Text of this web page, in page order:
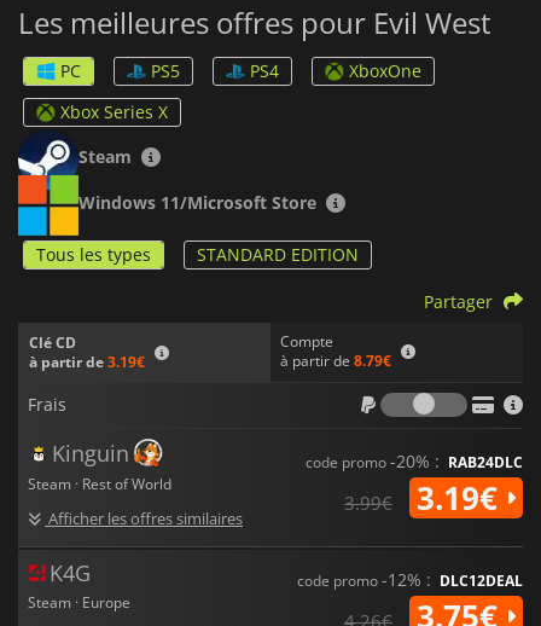
à une campagne narrative riche et à de nombreuses options
pour développer votre personnage, doté de différentes
compétences et pouvoirs,Evil West
est une aventure épique
comme aucune autre.
Les meilleures offres pour Evil West
PC PS5 PS4
XboxOne
Xbox Series X
Steam
Windows 11/Microsoft Store
Tous les types STANDARD EDITION
Clé CD
à partir de3.19€
Compte
à partir de 8.79€
Partager
Frais
Frais
Kinguin
Steam · Rest of World
Afficher les offres similaires
code promo-20% : RAB24DLC
3.99€ 3.19€
K4G
Steam · Europe
code promo-12% : DLC12DEAL
4.26€ 3.75€